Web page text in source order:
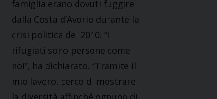
famiglia erano dovuti fuggire
dalla Costa d’Avorio durante la
crisi politica del 2010. “I
rifugiati sono persone come
noi”, ha dichiarato. “Tramite il
mio lavoro, cerco di mostrare
la diversità affinché ognuno di